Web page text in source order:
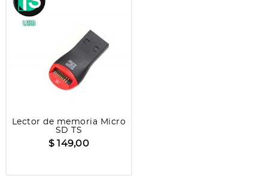
Lector de memoria Micro
SD TS
$ 149,00